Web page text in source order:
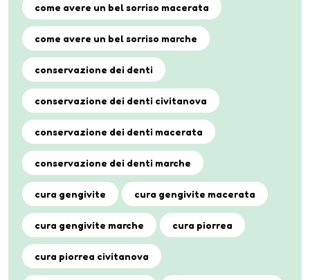
come avere un bel sorriso macerata
come avere un bel sorriso marche
conservazione dei denti
conservazione dei denti civitanova
conservazione dei denti macerata
conservazione dei denti marche
cura gengivite cura gengivite macerata
cura gengivite marche cura piorrea
cura piorrea civitanova